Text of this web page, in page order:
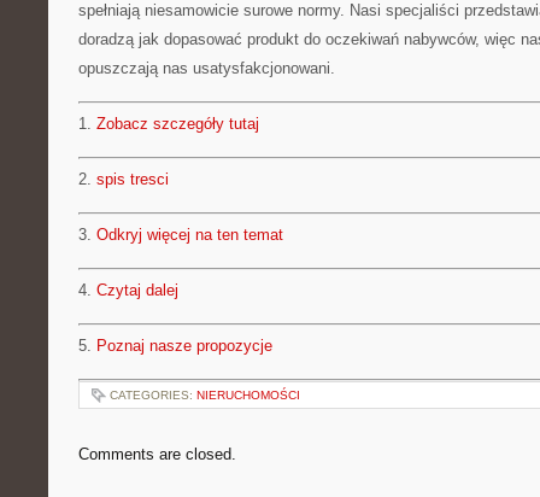
spełniają niesamowicie surowe normy. Nasi specjaliści
doradzą jak dopasować produkt do oczekiwań nabywców, więc
opuszczają nas usatysfakcjonowani.
1. Zobacz szczegóły tutaj
2. spis tresci
3. Odkryj więcej na ten temat
4. Czytaj dalej
5. Poznaj nasze propozycje
CATEGORIES: NIERUCHOMOŚCI
Comments are closed.